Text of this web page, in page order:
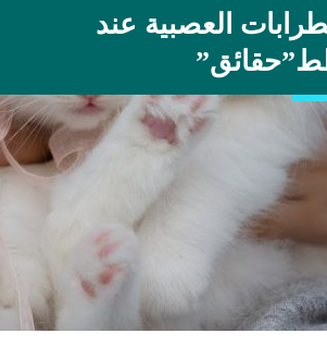
العصبية عند